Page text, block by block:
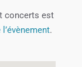
concerts est
.